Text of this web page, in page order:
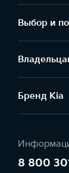
Выбор и
Бренд Kia
8 800